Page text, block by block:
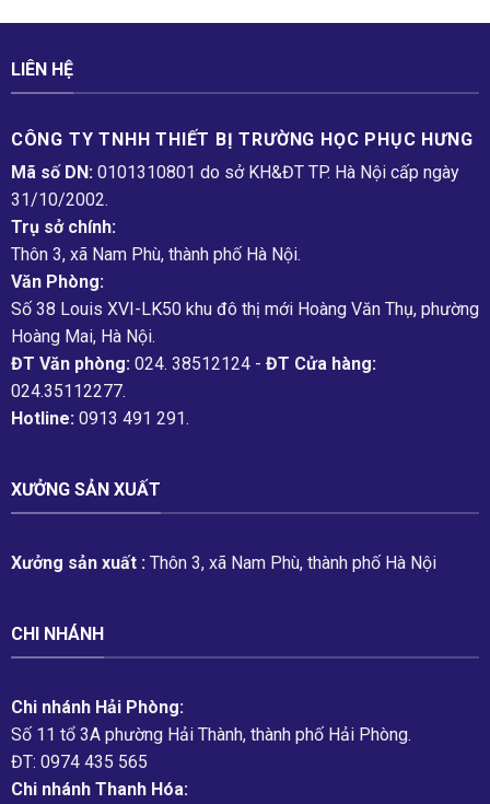
LIÊN HỆ
CÔNG TY TNHH THIẾT BỊ TRƯỜNG HỌC PHỤC H­ƯNG
Mã số DN: 0101310801 do sở KH&ĐT TP. Hà Nội cấp ngày
31/10/2002.
Trụ sở chính:
Thôn 3, xã Nam Phù, thành phố Hà Nội.
Văn Phòng:
Số 38 Louis XVI-LK50 khu đô thị mới Hoàng Văn Thụ, phường
Hoàng Mai, Hà Nội.
ĐT Văn phòng:024. 38512124 - ĐT Cửa hàng:
024.35112277.
Hotline:0913 491 291.
XƯỞNG SẢN XUẤT
Xưởng sản xuất :Thôn 3, xã Nam Phù, thành phố Hà Nội
CHI NHÁNH
Chi nhánh Hải Phòng:
Số 11 tổ 3A phường Hải Thành, thành phố Hải Phòng.
ĐT: 0974 435 565
Chi nhánh Thanh Hóa: